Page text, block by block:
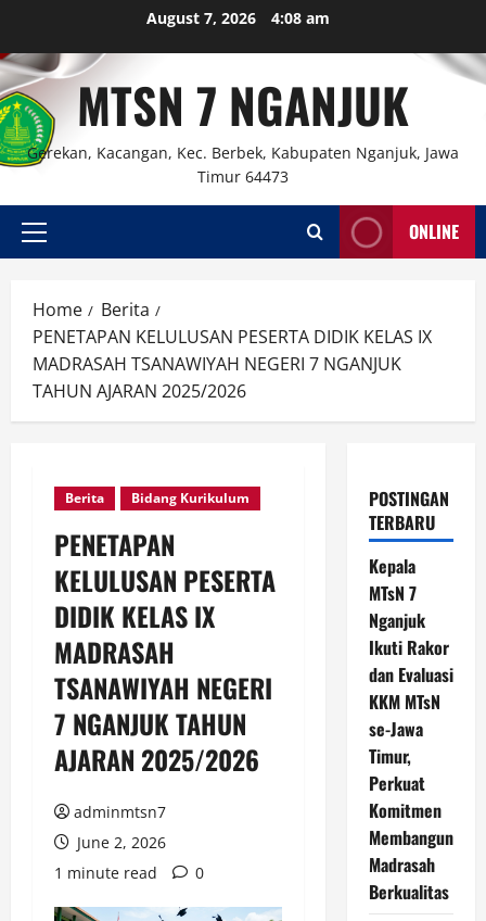
content
August 7, 2026 4:08 am
MTSN 7 NGANJUK
Gerekan, Kacangan, Kec. Berbek, Kabupaten Nganjuk, Jawa
Timur 64473
Primary
ONLINE
Home
Berita
PENETAPAN KELULUSAN PESERTA DIDIK KELAS IX
MADRASAH TSANAWIYAH NEGERI 7 NGANJUK
TAHUN AJARAN 2025/2026
Berita Bidang Kurikulum
PENETAPAN
KELULUSAN PESERTA
DIDIK KELAS IX
MADRASAH
TSANAWIYAH NEGERI
7 NGANJUK TAHUN
AJARAN 2025/2026
adminmtsn7
June 2, 2026
1 minute read
0
POSTINGAN
TERBARU
Kepala
MTsN 7
Nganjuk
Ikuti Rakor
dan Evaluasi
KKM MTsN
se-Jawa
Timur,
Perkuat
Komitmen
Membangun
Madrasah
Berkualitas